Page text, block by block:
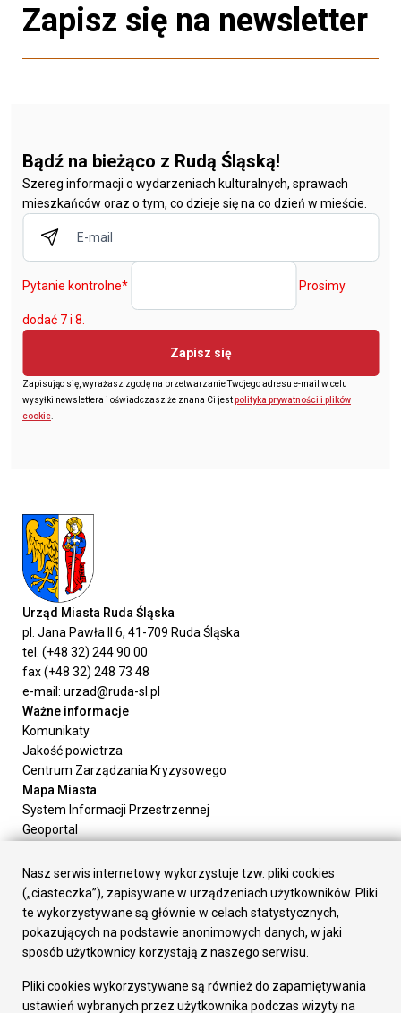
Zapisz się na newsletter
Bądź na bieżąco z Rudą Śląską!
Szereg informacji o wydarzeniach kulturalnych, sprawach
mieszkańców oraz o tym, co dzieje się na co dzień w mieście.
Pytanie kontrolne* Prosimy
dodać 7 i 8.
Zapisz się
Zapisując się, wyrażasz zgodę na przetwarzanie Twojego adresu e-mail w celu
wysyłki newslettera i oświadczasz że znana Ci jestpolityka prywatności i plików
cookie
Urząd Miasta Ruda Śląska
pl. Jana Pawła II 6, 41-709 Ruda Śląska
tel. (+48 32) 244 90 00
fax (+48 32) 248 73 48
e-mail: urzad@ruda-sl.pl
Ważne informacje
Komunikaty
Jakość powietrza
Centrum Zarządzania Kryzysowego
Mapa Miasta
System Informacji Przestrzennej
Geoportal
Załatw sprawę
Prezydent Miasta
Rada Miasta
Wydziały
Elektroniczna Skrzynka Podawcza
Gospodarka
Fundusze europejskie
Nasz serwis internetowy wykorzystuje tzw. pliki cookies
(„ciasteczka”), zapisywane w urządzeniach użytkowników. Pliki
te wykorzystywane są głównie w celach statystycznych,
pokazujących na podstawie anonimowych danych, w jaki
sposób użytkownicy korzystają z naszego serwisu.
Pliki cookies wykorzystywane są również do zapamiętywania
ustawień wybranych przez użytkownika podczas wizyty na